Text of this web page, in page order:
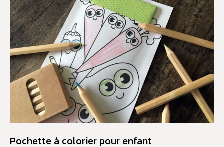
Pochette à colorier pour enfant